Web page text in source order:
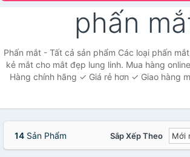
fmgt The
Face Shop
phấn
Phấn mắt - Tất cả sản phẩm Các loại phấn
kẻ mắt cho mắt đẹp lung linh. Mua hàng
Hàng chính hãng ✓ Giá rẻ hơn ✓ Giao hàng
14 Sản Phẩm Sắp Xếp Theo